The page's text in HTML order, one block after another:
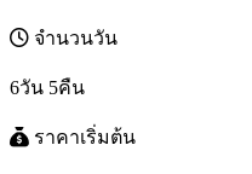
จำนวนวัน
6วัน 5คืน
ราคาเริ่มต้น